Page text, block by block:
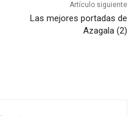
Artículo siguiente
Las mejores portadas de
Azagala (2)